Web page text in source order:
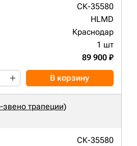
СК-35580
HLMD
Краснодар
1 шт
89 900 ₽
В корзину
трапеции)
СК-35580